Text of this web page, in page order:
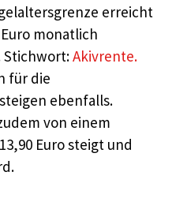
erreicht
monatlich
Akivrente.
für die
steigen ebenfalls.
von einem
Euro steigt und